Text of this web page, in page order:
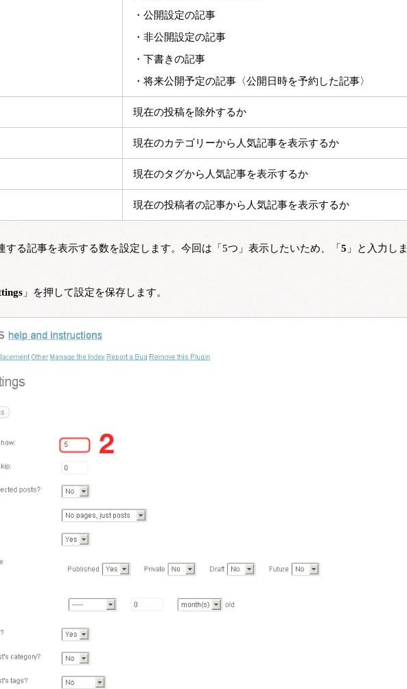
・公開設定の記事
・非公開設定の記事
・下書きの記事
・将来公開予定の記事〈公開日時を予約した記事〉
現在の投稿を除外するか
現在のカテゴリーから人気記事を表示するか
現在のタグから人気記事を表示するか
現在の投稿者の記事から人気記事を表示するか
する記事を表示する数を設定します。今回は「5つ」表示したいため、「 5 」と入力しま
」を押して設定を保存します。